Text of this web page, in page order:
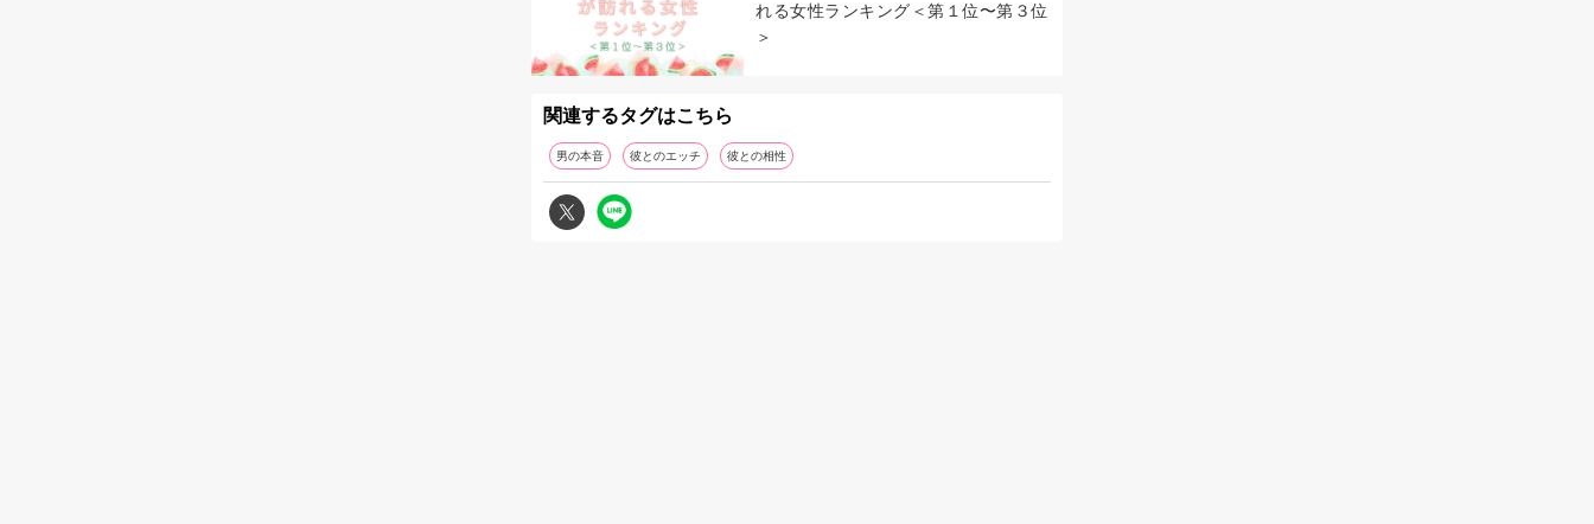
れる女性ランキング＜第１位〜第３位
＞
関連するタグはこちら
男の本音 彼とのエッチ 彼との相性